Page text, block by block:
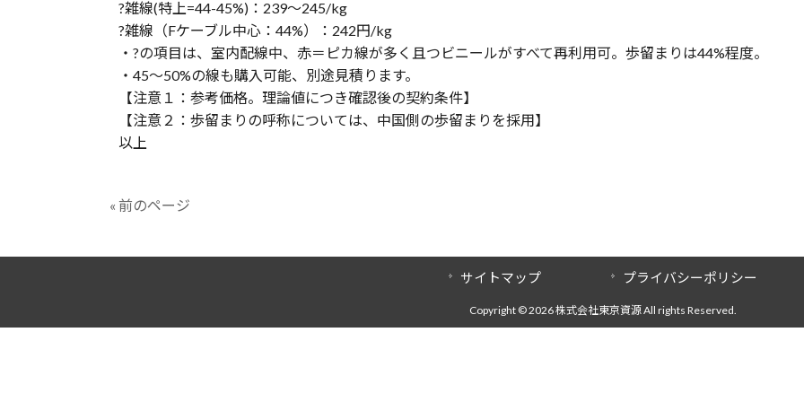
?雑線(特上=44-45%)：239〜245/kg
?雑線（Fケーブル中心：44%）：242円/kg
・?の項目は、室内配線中、赤＝ピカ線が多く且つビニールがすべて再利用可。歩留まりは44%程度。
・45〜50%の線も購入可能、別途見積ります。
【注意１：参考価格。理論値につき確認後の契約条件】
【注意２：歩留まりの呼称については、中国側の歩留まりを採用】
以上
« 前のページ
サイトマップ プライバシーポリシー
Copyright © 2026 株式会社東京資源 All rights Reserved.